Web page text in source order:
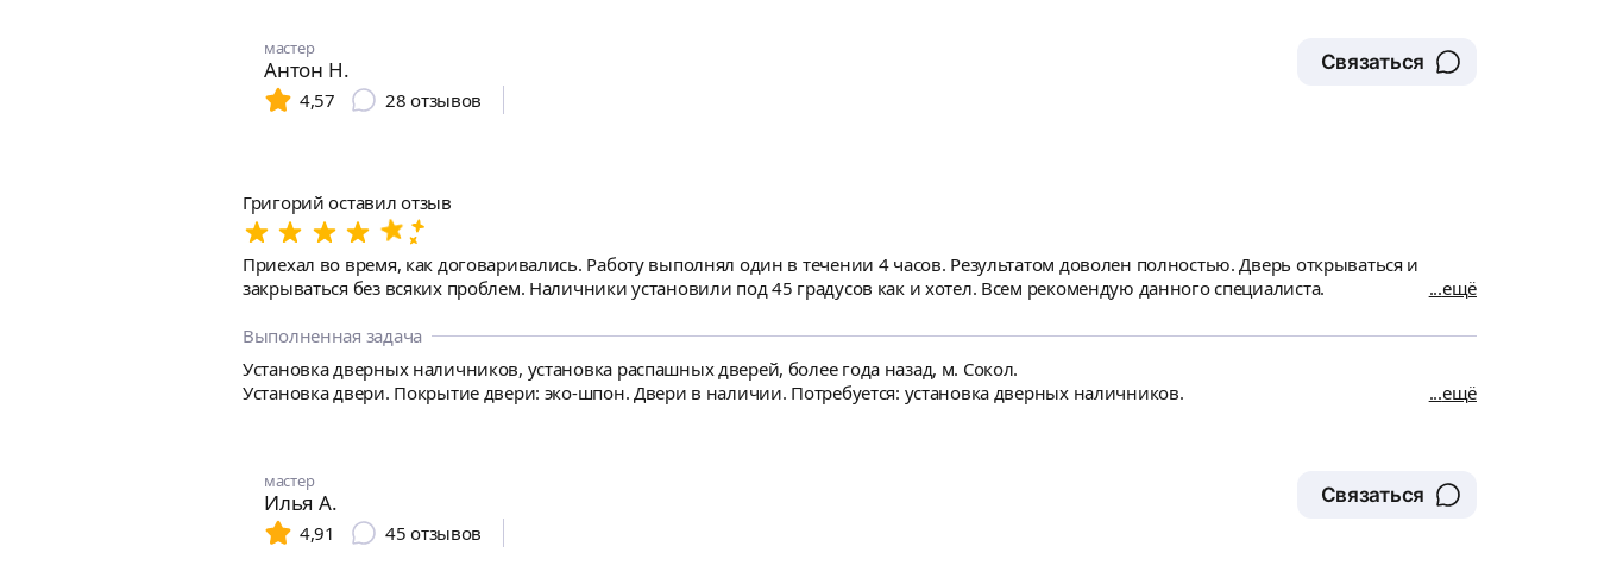
мастер
Антон Н.
Связаться
4,57
28 отзывов
Григорий оставил отзыв
Приехал во время, как договаривались. Работу выполнял один в течении 4 часов. Результатом доволен полностью. Дверь открываться и
закрываться без всяких проблем. Наличники установили под 45 градусов как и хотел. Всем рекомендую данного специалиста.
ещё
Выполненная задача
Установка дверных наличников, установка распашных дверей, более года назад, м. Сокол.
Установка двери. Покрытие двери: эко-шпон. Двери в наличии. Потребуется: установка дверных наличников.
ещё
мастер
Илья А.
Связаться
4,91
45 отзывов